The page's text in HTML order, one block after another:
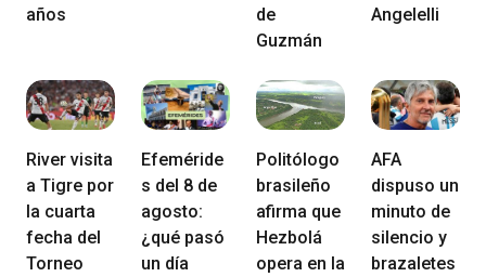
años
de
Guzmán
Angelelli
River visita
a Tigre por
la cuarta
fecha del
Torneo
Efeméride
s del 8 de
agosto:
¿qué pasó
un día
Politólogo
brasileño
afirma que
Hezbolá
opera en la
AFA
dispuso un
minuto de
silencio y
brazaletes